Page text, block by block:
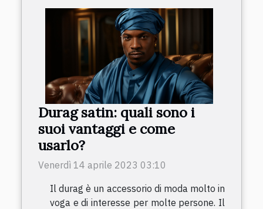
Durag satin: quali sono i
suoi vantaggi e come
usarlo?
Venerdì 14 aprile 2023 03:10
Il durag è un accessorio di moda molto in
voga e di interesse per molte persone. Il